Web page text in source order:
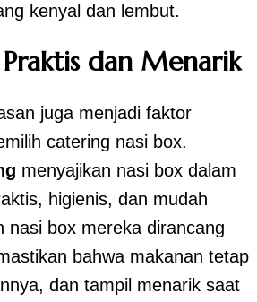
kenyal dan lembut.
dan Menarik
juga menjadi faktor
catering nasi box.
menyajikan nasi box dalam
higienis, dan mudah
nasi box mereka dirancang
bahwa makanan tetap
dan tampil menarik saat